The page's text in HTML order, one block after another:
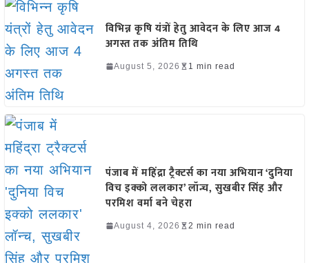
विभिन्न कृषि यंत्रों हेतु आवेदन के लिए आज 4
अगस्त तक अंतिम तिथि
August 5, 2026 1 min read
पंजाब में महिंद्रा ट्रैक्टर्स का नया अभियान ‘दुनिया
विच इक्को ललकार’ लॉन्च, सुखबीर सिंह और
परमिश वर्मा बने चेहरा
August 4, 2026 2 min read